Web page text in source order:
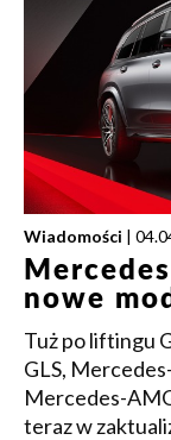
Wiadomości |
nowe
Tuż po liftingu
GLS,
Mercedes-
teraz w